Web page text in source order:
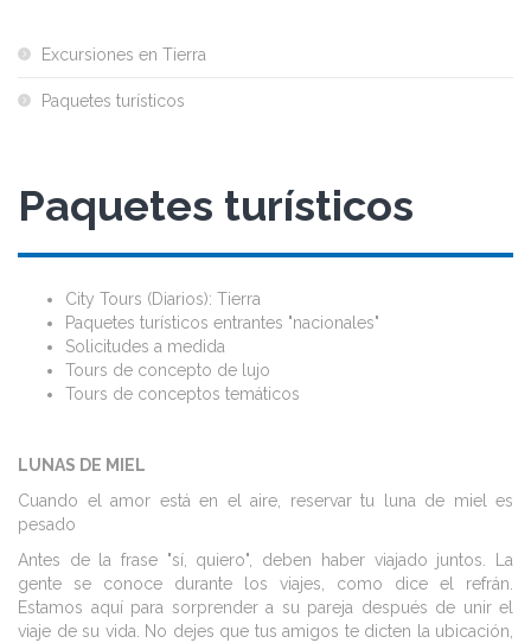
Excursiones en Tierra
Paquetes turísticos
Paquetes turísticos
City Tours (Diarios): Tierra
Paquetes turísticos entrantes "nacionales"
Solicitudes a medida
Tours de concepto de lujo
Tours de conceptos temáticos
LUNAS DE MIEL
Cuando el amor está en el aire, reservar tu luna de miel es
pesado
Antes de la frase "sí, quiero", deben haber viajado juntos. La
gente se conoce durante los viajes, como dice el refrán.
Estamos aquí para sorprender a su pareja después de unir el
viaje de su vida. No dejes que tus amigos te dicten la ubicación,